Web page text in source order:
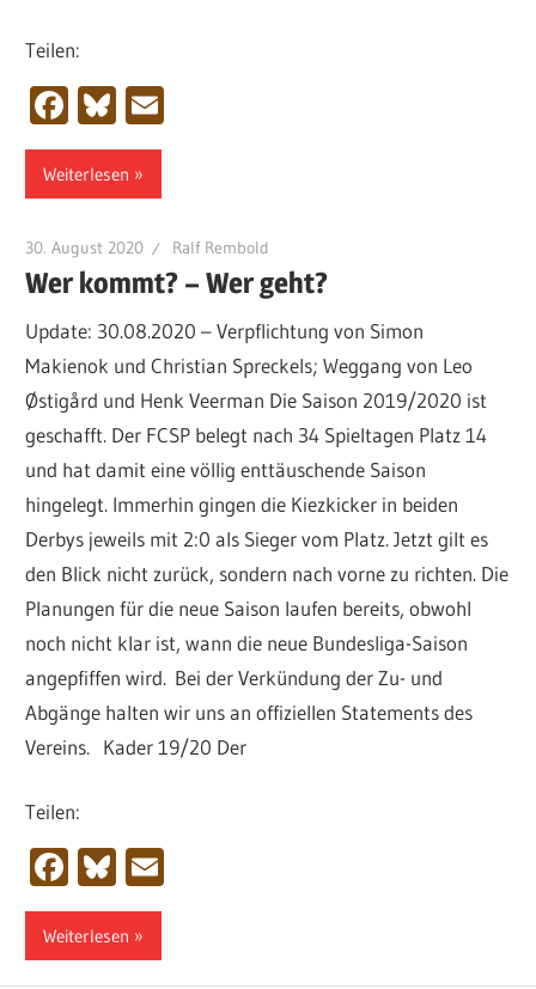
Teilen:
Facebook
Bluesky
Weiterlesen
30. August 2020 Ralf Rembold
Wer kommt? – Wer geht?
Update: 30.08.2020 – Verpflichtung von Simon
Makienok und Christian Spreckels; Weggang von Leo
Østigård und Henk Veerman Die Saison 2019/2020 ist
geschafft. Der FCSP belegt nach 34 Spieltagen Platz 14
und hat damit eine völlig enttäuschende Saison
hingelegt. Immerhin gingen die Kiezkicker in beiden
Derbys jeweils mit 2:0 als Sieger vom Platz. Jetzt gilt es
den Blick nicht zurück, sondern nach vorne zu richten. Die
Planungen für die neue Saison laufen bereits, obwohl
noch nicht klar ist, wann die neue Bundesliga-Saison
angepfiffen wird. Bei der Verkündung der Zu- und
Abgänge halten wir uns an offiziellen Statements des
Vereins. Kader 19/20 Der
Teilen:
Facebook
Bluesky
Weiterlesen